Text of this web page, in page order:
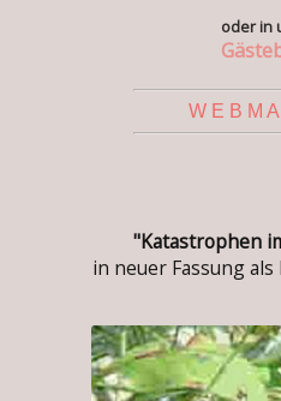
oder in
W E B M
"Katastrophen
in neuer Fassung